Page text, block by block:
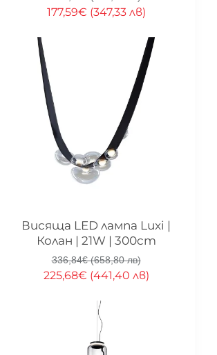
177,59€ (347,33 лв)
-33%
Висяща LED лампа Luxi |
Колан | 21W | 300cm
225,68€ (441,40 лв)
336,84€ (658,80 лв)